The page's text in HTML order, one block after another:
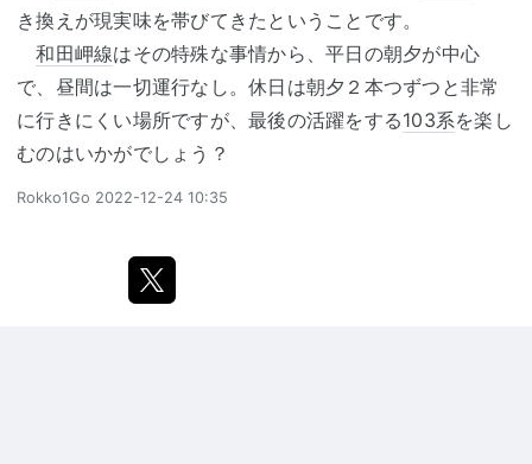
き換えが現実味を帯びてきたということです。
和田岬線はその特殊な事情から、平日の朝夕が中心
で、昼間は一切運行なし。休日は朝夕２本つずつと非常
に行きにくい場所ですが、最後の活躍をする103系を楽し
むのはいかがでしょう？
Rokko1Go 2022-12-24 10:35